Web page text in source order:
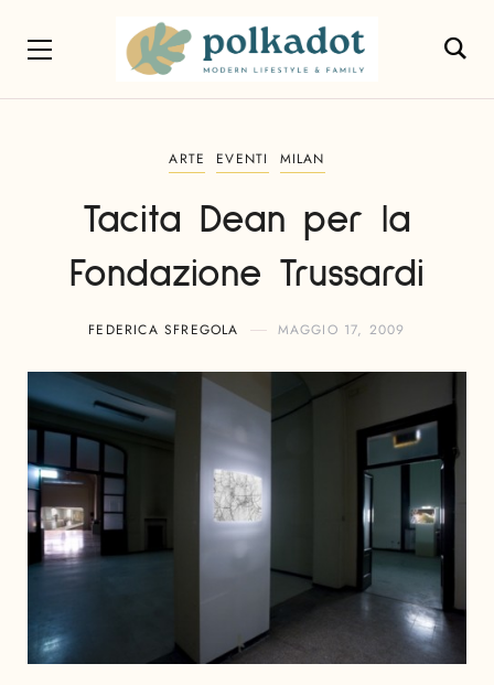
ARTE EVENTI MILAN
Tacita Dean per la
Fondazione Trussardi
FEDERICA SFREGOLA MAGGIO 17, 2009